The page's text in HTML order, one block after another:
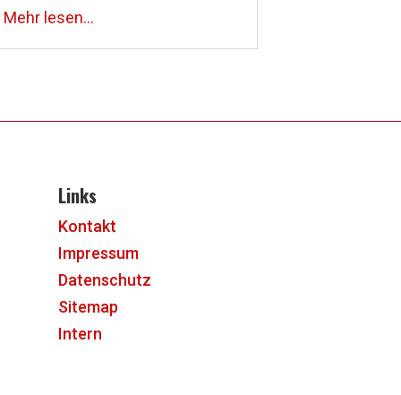
Mehr lesen...
Links
Kontakt
Impressum
Datenschutz
Sitemap
Intern